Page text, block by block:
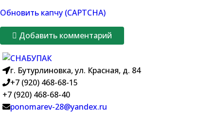
Обновить капчу (CAPTCHA)
Добавить комментарий
г. Бутурлиновка, ул. Красная, д. 84
+7 (920) 468-68-15
+7 (920) 468-68-40
ponomarev-28@yandex.ru